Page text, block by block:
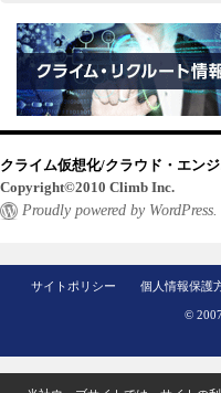
クライム仮想化/クラウド・エン
Copyright©2010 Climb Inc.
Proudly powered by WordPress.
サイトポリシー 個人情報保護
©